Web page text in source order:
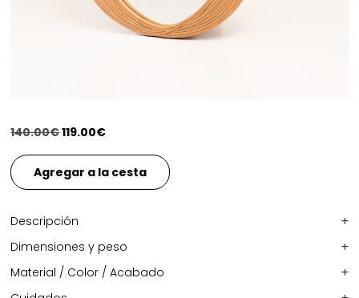
140.00€El
original
era:
119.00€El
actual
Agregar a la cesta
Descripción
Dimensiones y peso
Material / Color / Acabado